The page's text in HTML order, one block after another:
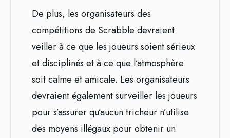
De plus, les organisateurs des
compétitions de Scrabble devraient
veiller à ce que les joueurs soient sérieux
et disciplinés et à ce que l’atmosphère
soit calme et amicale. Les organisateurs
devraient également surveiller les joueurs
pour s’assurer qu’aucun tricheur n’utilise
des moyens illégaux pour obtenir un